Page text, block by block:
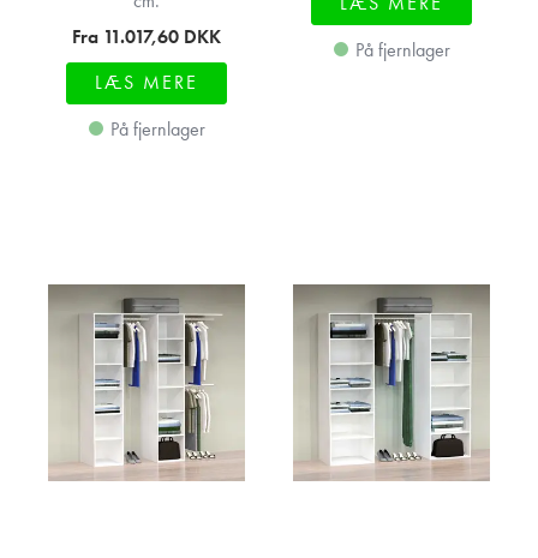
Fra 11.017,60 DKK
LÆS MERE
På fjernlager
På fjernlager